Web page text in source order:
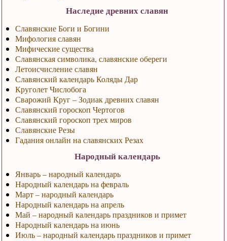
Наследие древних славян
Славянские Боги и Богини
Мифология славян
Мифические существа
Славянская символика, славянские обереги
Летоисчисление славян
Славянский календарь Коляды Дар
Круголет Числобога
Сварожий Круг – Зодиак древних славян
Славянский гороскоп Чертогов
Славянский гороскоп трех миров
Славянские Резы
Гадания онлайн на славянских Резах
Народный календарь
Январь – народный календарь
Народный календарь на февраль
Март – народный календарь
Народный календарь на апрель
Май – народный календарь праздников и примет
Народный календарь на июнь
Июль – народный календарь праздников и примет